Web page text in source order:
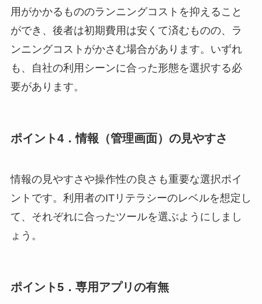
用がかかるもののランニングコストを抑えること
ができ、後者は初期費用は安くて済むものの、ラ
ンニングコストがかさむ場合があります。いずれ
も、自社の利用シーンに合った形態を選択する必
要があります。
ポイント4．情報（管理画面）の見やすさ
情報の見やすさや操作性の良さも重要な選択ポイ
ントです。利用者のITリテラシーのレベルを想定し
て、それぞれに合ったツールを選ぶようにしまし
ょう。
ポイント5．専用アプリの有無